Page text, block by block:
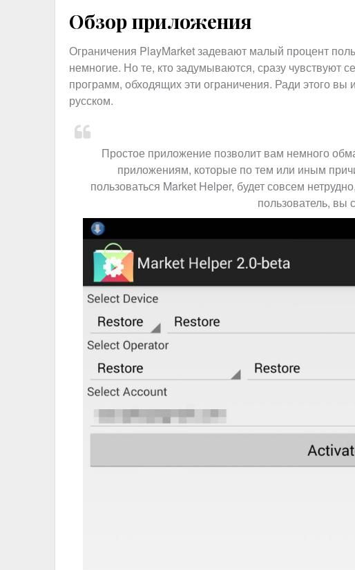
Обзор приложения
Ограничения PlayMarket задевают малый процент
немногие. Но те, кто задумываются, сразу чувствуют
программ, обходящих эти ограничения. Ради этого
русском.
Простое приложение позволит вам немного
приложениям, которые по тем или иным
пользоваться Market Helper, будет совсем
пользователь, вы